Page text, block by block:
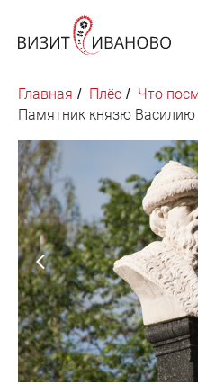
Главная / Плёс / Что
Памятник князю Василию I